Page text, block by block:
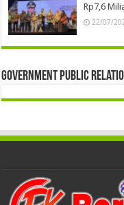
Rp7,6
22/07/
Government Public